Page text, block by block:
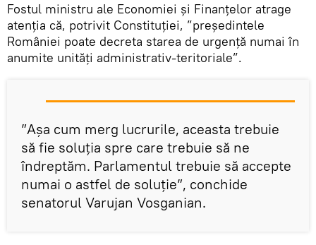
Fostul ministru ale Economiei și Finanțelor atrage
atenția că, potrivit Constituției, ”președintele
României poate decreta starea de urgență numai în
anumite unități administrativ-teritoriale”.
”Așa cum merg lucrurile, aceasta trebuie
să fie soluția spre care trebuie să ne
îndreptăm. Parlamentul trebuie să accepte
numai o astfel de soluție”, conchide
senatorul Varujan Vosganian.